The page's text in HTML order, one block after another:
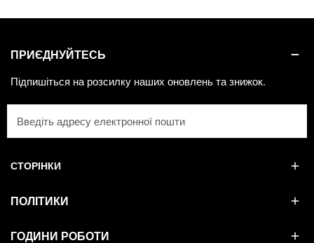
ПРИЄДНУЙТЕСЬ
Підпишіться на розсилку наших оновлень та знижок.
пошта
СТОРІНКИ
ПОЛІТИКИ
ГОДИНИ РОБОТИ